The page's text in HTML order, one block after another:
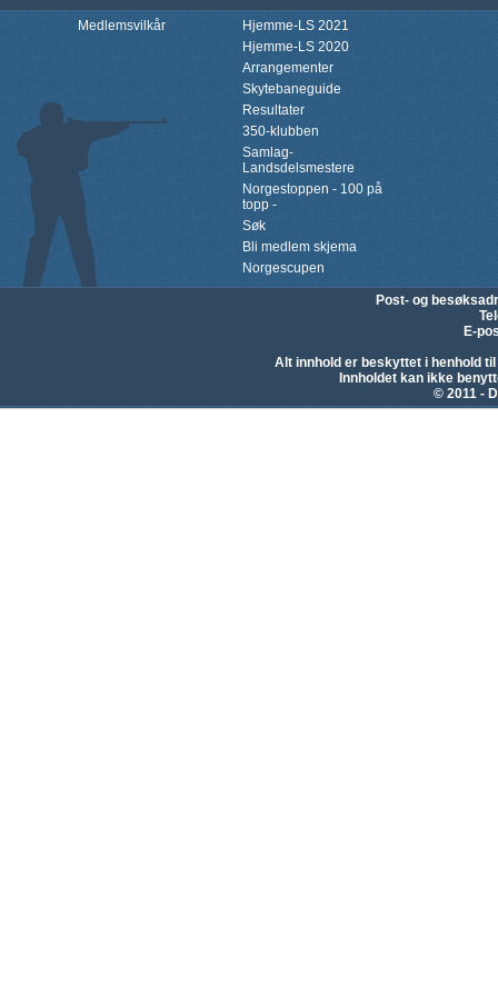
Medlemsvilkår
Hjemme-LS 2021
Hjemme-LS 2020
Arrangementer
Skytebaneguide
Resultater
350-klubben
Samlag-
Landsdelsmestere
Norgestoppen - 100 på
topp -
Søk
Bli medlem skjema
Norgescupen
Post- og
E-
Alt innhold er beskyttet i henhold
Innholdet kan ikke
© 2011 -